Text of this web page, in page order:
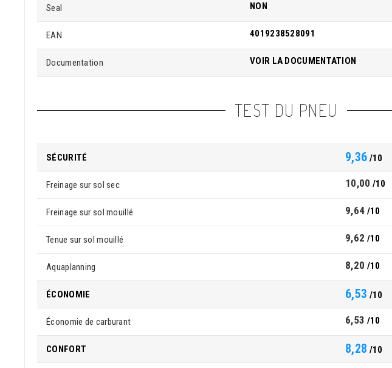
Seal NON
EAN 4019238528091
Documentation VOIR LA DOCUMENTATION
TEST DU PNEU
SÉCURITÉ 9,36 /10
Freinage sur sol sec 10,00 /10
Freinage sur sol mouillé 9,64 /10
Tenue sur sol mouillé 9,62 /10
Aquaplanning 8,20 /10
ÉCONOMIE 6,53 /10
Économie de carburant 6,53 /10
CONFORT 8,28 /10